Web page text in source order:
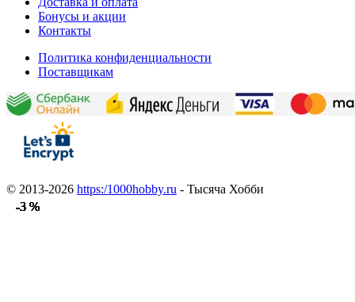
-3 %
-3 %
-3 %
-3 %
-3 %
-3 %
-3 %
-3 %
-3 %
-3 %
-3 %
-3 %
Бонусы и акции
Контакты
Политика конфиденциальности
Поставщикам
© 2013-2026 https:/1000hobby.ru - Тысяча Хобби